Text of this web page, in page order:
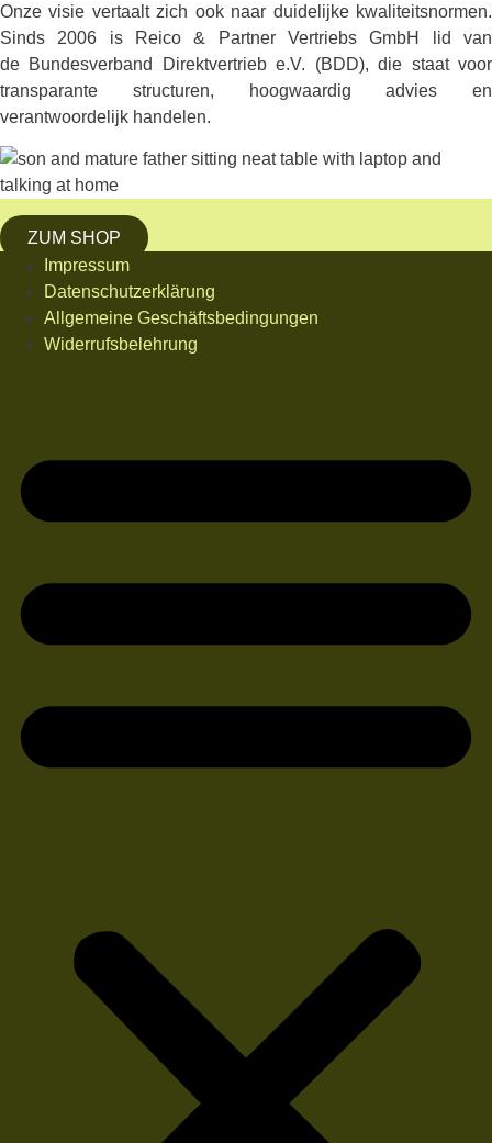
Onze visie vertaalt zich ook naar duidelijke kwaliteitsnormen.
Sinds 2006 is Reico & Partner Vertriebs GmbH lid van
de Bundesverband Direktvertrieb e.V. (BDD), die staat voor
transparante structuren, hoogwaardig advies en
verantwoordelijk handelen.
ZUM SHOP
Impressum
Datenschutzerklärung
Allgemeine Geschäftsbedingungen
Widerrufsbelehrung